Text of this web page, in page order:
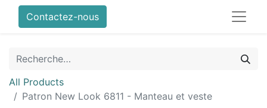
Contactez-nous
All Products
Patron New Look 6811 - Manteau et veste